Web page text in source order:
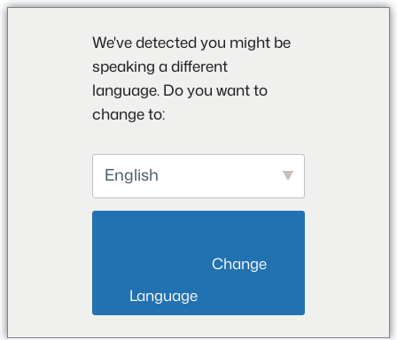
We've detected you might be
speaking a different
language. Do you want to
change to:
English
Language